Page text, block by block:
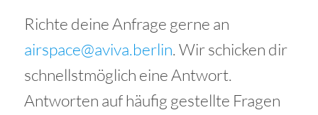
Richte deine Anfrage gerne an
airspace@aviva.berlin. Wir schicken dir
schnellstmöglich eine Antwort.
Antworten auf häufig gestellte Fragen